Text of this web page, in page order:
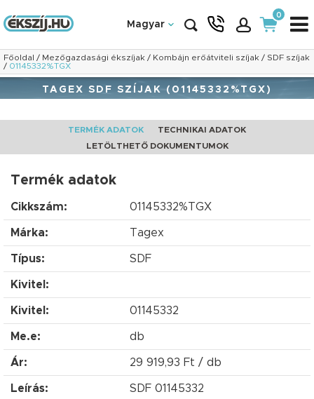
Magyar
0
Főoldal / Mezőgazdasági ékszíjak / Kombájn erőátviteli szíjak / SDF szíjak
/ 01145332%TGX
TAGEX SDF SZÍJAK (01145332%TGX)
TERMÉK ADATOK
TECHNIKAI ADATOK
LETÖLTHETŐ DOKUMENTUMOK
Termék adatok
Cikkszám: 01145332%TGX
Márka: Tagex
Típus: SDF
Kivitel:
Kivitel: 01145332
Me.e: db
Ár: 29 919,93 Ft / db
Leírás: SDF 01145332